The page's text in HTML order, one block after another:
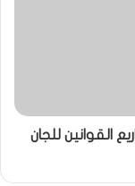
القوانين للجان